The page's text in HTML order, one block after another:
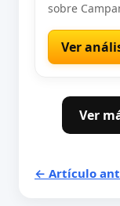
sobre
Ver
Ver
← Artículo